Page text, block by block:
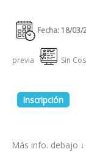
Fecha: 18/03/
previa Sin
Inscripción
Más info. debajo ↓